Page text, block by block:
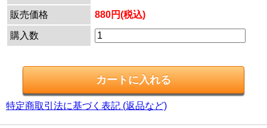
販売価格
880円(税込)
購入数
特定商取引法に基づく表記 (返品など)